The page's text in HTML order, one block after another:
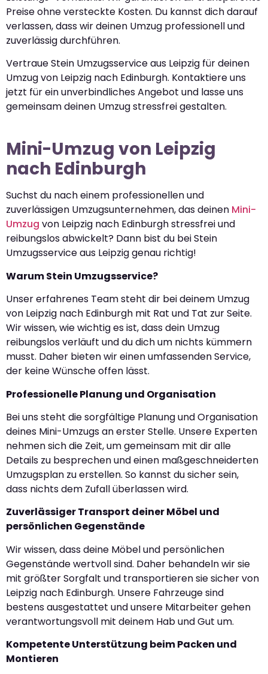
Preise ohne versteckte Kosten. Du kannst dich darauf
verlassen, dass wir deinen Umzug professionell und
zuverlässig durchführen.
Vertraue Stein Umzugsservice aus Leipzig für deinen
Umzug von Leipzig nach Edinburgh. Kontaktiere uns
jetzt für ein unverbindliches Angebot und lasse uns
gemeinsam deinen Umzug stressfrei gestalten.
Mini-Umzug von Leipzig
nach Edinburgh
Suchst du nach einem professionellen und
zuverlässigen Umzugsunternehmen, das deinen Mini-
Umzug von Leipzig nach Edinburgh stressfrei und
reibungslos abwickelt? Dann bist du bei Stein
Umzugsservice aus Leipzig genau richtig!
Warum Stein Umzugsservice?
Unser erfahrenes Team steht dir bei deinem Umzug
von Leipzig nach Edinburgh mit Rat und Tat zur Seite.
Wir wissen, wie wichtig es ist, dass dein Umzug
reibungslos verläuft und du dich um nichts kümmern
musst. Daher bieten wir einen umfassenden Service,
der keine Wünsche offen lässt.
Professionelle Planung und Organisation
Bei uns steht die sorgfältige Planung und Organisation
deines Mini-Umzugs an erster Stelle. Unsere Experten
nehmen sich die Zeit, um gemeinsam mit dir alle
Details zu besprechen und einen maßgeschneiderten
Umzugsplan zu erstellen. So kannst du sicher sein,
dass nichts dem Zufall überlassen wird.
Zuverlässiger Transport deiner Möbel und
persönlichen Gegenstände
Wir wissen, dass deine Möbel und persönlichen
Gegenstände wertvoll sind. Daher behandeln wir sie
mit größter Sorgfalt und transportieren sie sicher von
Leipzig nach Edinburgh. Unsere Fahrzeuge sind
bestens ausgestattet und unsere Mitarbeiter gehen
verantwortungsvoll mit deinem Hab und Gut um.
Kompetente Unterstützung beim Packen und
Montieren